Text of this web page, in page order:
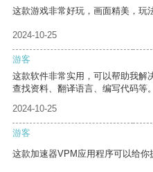
这款游戏非常好玩，画面精美，玩
2024-10-25
游客
这款软件非常实用，可以帮助我解
查找资料、翻译语言、编写代码等。
2024-10-25
游客
这款加速器VPM应用程序可以给你